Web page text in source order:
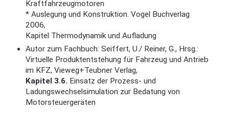
Kraftfahrzeugmotoren
* Auslegung und Konstruktion. Vogel Buchverlag
2006,
Kapitel Thermodynamik und Aufladung
Autor zum Fachbuch: Seiffert, U./ Reiner, G., Hrsg.:
Virtuelle Produktentstehung für Fahrzeug und Antrieb
im KFZ, Vieweg+Teubner Verlag,
Kapitel 3.6. Einsatz der Prozess- und
Ladungswechselsimulation zur Bedatung von
Motorsteuergeräten